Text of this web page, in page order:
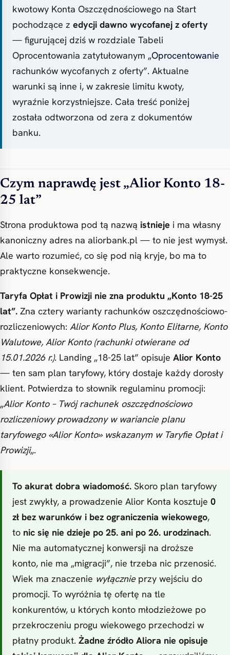
kwotowy Konta Oszczędnościowego na Start
pochodzące z edycji dawno wycofanej z oferty
— figurującej dziś w rozdziale Tabeli
Oprocentowania zatytułowanym „Oprocentowanie
rachunków wycofanych z oferty”. Aktualne
warunki są inne i, w zakresie limitu kwoty,
wyraźnie korzystniejsze. Cała treść poniżej
została odtworzona od zera z dokumentów
banku.
Czym naprawdę jest „Alior Konto 18-
25 lat”
Strona produktowa pod tą nazwą istnieje i ma własny
kanoniczny adres na aliorbank.pl — to nie jest wymysł.
Ale warto rozumieć, co się pod nią kryje, bo ma to
praktyczne konsekwencje.
Taryfa Opłat i Prowizji nie zna produktu „Konto 18-25
lat”. Zna cztery warianty rachunków oszczędnościowo-
rozliczeniowych: Alior Konto Plus, Konto Elitarne, Konto
Walutowe, Alior Konto (rachunki otwierane od
15.01.2026 r.). Landing „18-25 lat” opisuje Alior Konto
— ten sam plan taryfowy, który dostaje każdy dorosły
klient. Potwierdza to słownik regulaminu promocji:
„Alior Konto – Twój rachunek oszczędnościowo
rozliczeniowy prowadzony w wariancie planu
taryfowego «Alior Konto» wskazanym w Taryfie Opłat i
Prowizji„.
To akurat dobra wiadomość. Skoro plan taryfowy
jest zwykły, a prowadzenie Alior Konta kosztuje 0
zł bez warunków i bez ograniczenia wiekowego,
to nic się nie dzieje po 25. ani po 26. urodzinach.
Nie ma automatycznej konwersji na droższe
konto, nie ma „migracji”, nie trzeba nic przenosić.
Wiek ma znaczenie wyłącznieprzy wejściu do
promocji. To wyróżnia tę ofertę na tle
konkurentów, u których konto młodzieżowe po
przekroczeniu progu wiekowego przechodzi w
płatny produkt. Żadne źródło Aliora nie opisuje